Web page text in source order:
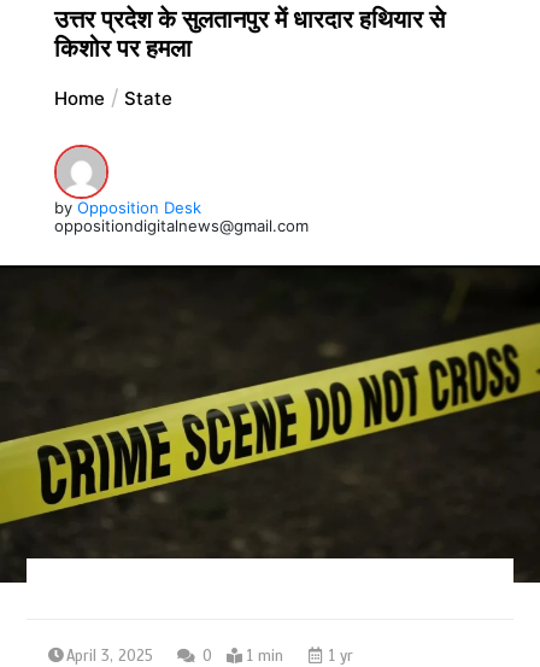
उत्तर प्रदेश के सुलतानपुर में धारदार हथियार से
किशोर पर हमला
Home State
by Opposition Desk
oppositiondigitalnews@gmail.com
April 3, 2025 0 1 min 1 yr